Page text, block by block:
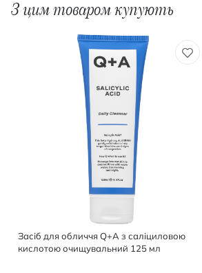
З цим товаром купують
Засіб для обличчя Q+A з саліциловою
кислотою очищувальний 125 мл